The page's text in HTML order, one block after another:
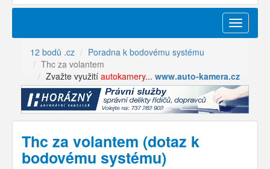
Menu
12 bodů .cz
Poradna k bodovému systému
Thc za volantem
Zvažte využití autokamery... www.auto-kamera.cz
Thc za volantem (dotaz k
bodovému systému)